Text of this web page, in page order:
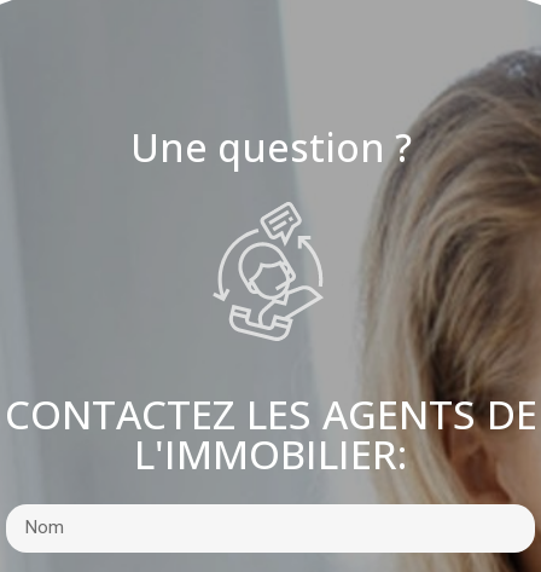
Une question ?
CONTACTEZ LES AGENTS DE
L'IMMOBILIER: